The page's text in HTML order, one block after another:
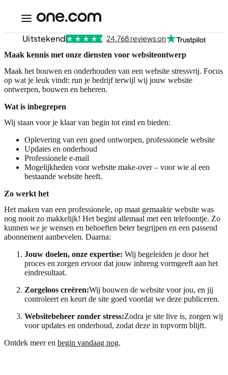
Uitstekend 24.768 reviews on
Maak kennis met onze diensten voor websiteontwerp
Maak het bouwen en onderhouden van een website stressvrij. Focus
op wat je leuk vindt: run je bedrijf terwijl wij jouw website
ontwerpen, bouwen en beheren.
Wat is inbegrepen
Wij staan voor je klaar van begin tot eind en bieden:
Oplevering van een goed ontworpen, professionele website
Updates en onderhoud
Professionele e-mail
Mogelijkheden voor website make-over – voor wie al een
bestaande website heeft.
Zo werkt het
Het maken van een professionele, op maat gemaakte website was
nog nooit zo makkelijk! Het begint allemaal met een telefoontje. Zo
kunnen we je wensen en behoeften beter begrijpen en een passend
abonnement aanbevelen. Daarna:
Jouw doelen, onze expertise: Wij begeleiden je door het
proces en zorgen ervoor dat jouw inbreng vormgeeft aan het
eindresultaat.
Zorgeloos creëren:Wij bouwen de website voor jou, en jij
controleert en keurt de site goed voordat we deze publiceren.
Websitebeheer zonder stress:Zodra je site live is, zorgen wij
voor updates en onderhoud, zodat deze in topvorm blijft.
Ontdek meer en begin vandaag nog.